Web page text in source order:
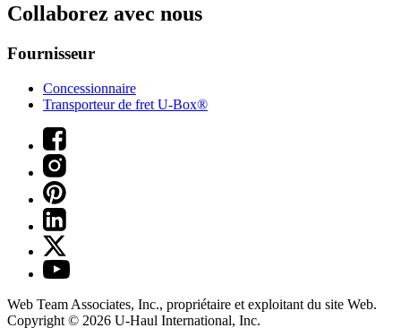
Collaborez avec nous
Fournisseur
Concessionnaire
Transporteur de fret U-Box®
Web Team Associates, Inc., propriétaire et exploitant du site Web.
Copyright © 2026 U-Haul International, Inc.